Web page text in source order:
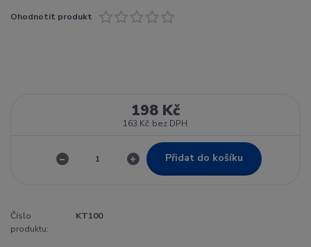
Ohodnotit produkt
198 Kč
163 Kč bez DPH
Přidat do košíku
Číslo
produktu:
KT100